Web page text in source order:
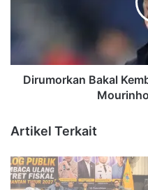
Membantah
Dirumorkan Bakal
Artikel Terkait